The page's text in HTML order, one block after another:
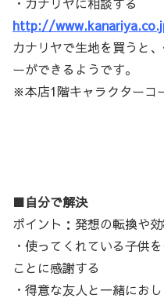
http://
カナリヤで生地を買うと
ーができるようです。
※本店1階キャラクターコ
■自分で解決
ポイント：発想の転換や
・使ってくれている子供
ことに感謝する
・得意な友人と一緒にお